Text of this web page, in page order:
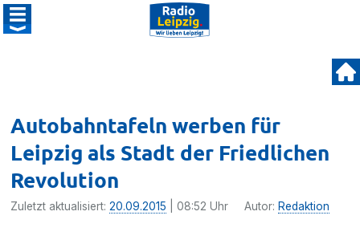
Autobahntafeln werben für
Leipzig als Stadt der Friedlichen
Revolution
Zuletzt aktualisiert:20.09.2015 | 08:52 Uhr Autor: Redaktion